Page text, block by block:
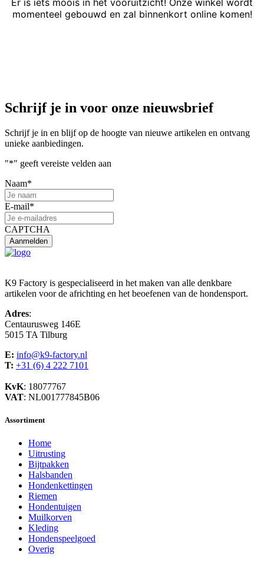
momenteel gebouwd en zal binnenkort online komen!
Schrijf je in voor onze nieuwsbrief
Schrijf je in en blijf op de hoogte van nieuwe artikelen en ontvang
unieke aanbiedingen.
"*" geeft vereiste velden aan
Naam*
E-mail*
CAPTCHA
K9 Factory is gespecialiseerd in het maken van alle denkbare
artikelen voor de africhting en het beoefenen van de hondensport.
Adres:
Centaurusweg 146E
5015 TA Tilburg
E: info@k9-factory.nl
T: +31 (6) 4 222 7101
KvK: 18077767
VAT: NL001777845B06
Assortiment
Home
Uitrusting
Bijtpakken
Halsbanden
Hondenkettingen
Riemen
Hondentuigen
Muilkorven
Kleding
Hondenspeelgoed
Overig